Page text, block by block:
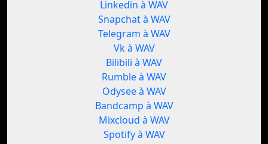
Linkedin à WAV
Snapchat à WAV
Telegram à WAV
Vk à WAV
Bilibili à WAV
Rumble à WAV
Odysee à WAV
Bandcamp à WAV
Mixcloud à WAV
Spotify à WAV